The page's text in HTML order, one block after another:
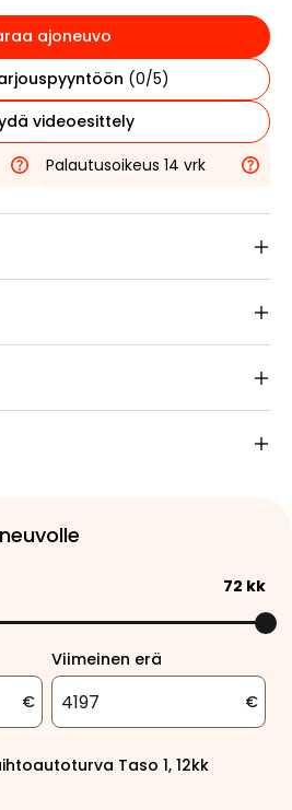
ajoneuvo
(0/5)
videoesittely
Palautusoikeus 14 vrk
72 kk
€
Viimeinen erä
€
Taso 1, 12kk